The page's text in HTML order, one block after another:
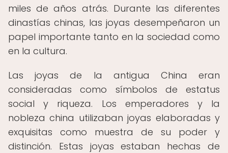
miles de años atrás. Durante las diferentes
dinastías chinas, las joyas desempeñaron un
papel importante tanto en la sociedad como
en la cultura.
Las joyas de la antigua China eran
consideradas como símbolos de estatus
social y riqueza. Los emperadores y la
nobleza china utilizaban joyas elaboradas y
exquisitas como muestra de su poder y
distinción. Estas joyas estaban hechas de